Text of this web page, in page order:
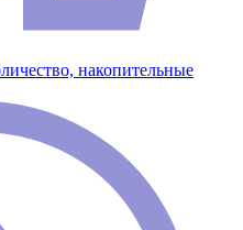
накопительные